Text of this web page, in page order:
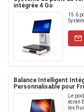
intégrée 4 Go
15.6
Balance Intelligent
Personnalisable pour
Le
écran
les